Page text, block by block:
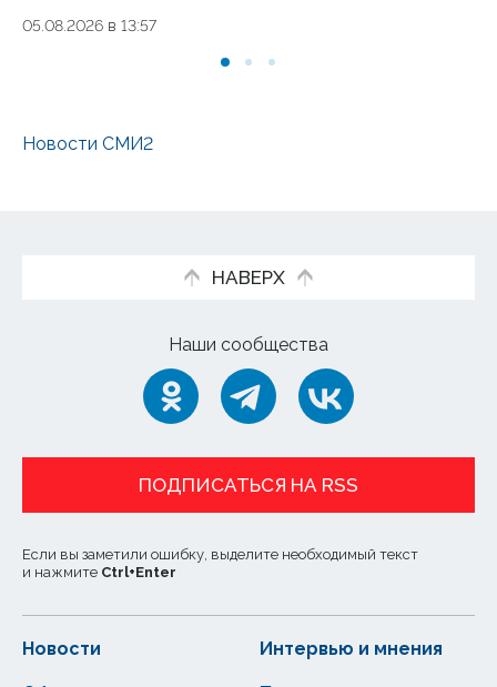
05.08.2026 в 13:57
Новости СМИ2
НАВЕРХ
Наши сообщества
ПОДПИСАТЬСЯ НА RSS
Если вы заметили ошибку, выделите необходимый текст
и нажмите Ctrl+Enter
Новости Интервью и мнения